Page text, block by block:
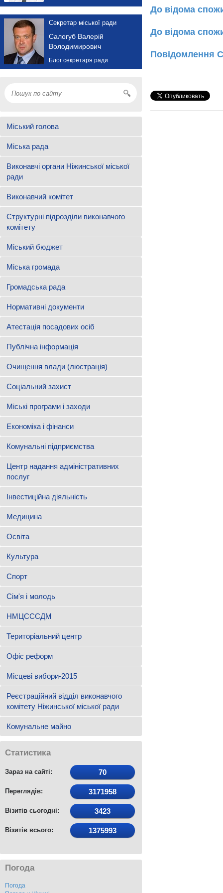
Секретар міської ради
Салогуб Валерій
Володимирович
Блог секретаря ради
Міський голова
Міська рада
Виконавчі органи Ніжинської міської
ради
Виконавчий комітет
Структурні підрозділи виконавчого
комітету
Міський бюджет
Міська громада
Громадська рада
Нормативні документи
Атестація посадових осіб
Публічна інформація
Очищення влади (люстрація)
Соціальний захист
Міські програми і заходи
Економіка і фінанси
Комунальні підприємства
Центр надання адміністративних
послуг
Інвестиційна діяльність
Медицина
Освіта
Культура
Спорт
Сім'я і молодь
НМЦСССДМ
Територіальний центр
Офіс реформ
Місцеві вибори-2015
Реєстраційний відділ виконавчого
комітету Ніжинської міської ради
Комунальне майно
Статистика
Зараз на сайті: 70
Переглядів: 3171958
Візитів сьогодні: 3423
Візитів всього: 1375993
Погода
Погода
До відома
До відома
Повідомлення